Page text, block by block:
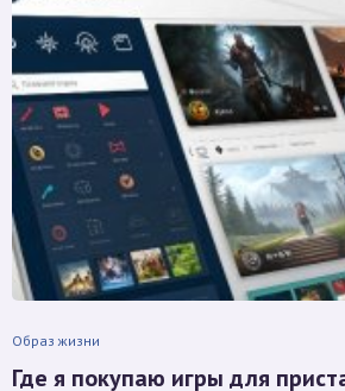
Образ жизни
Где я покупаю игры для